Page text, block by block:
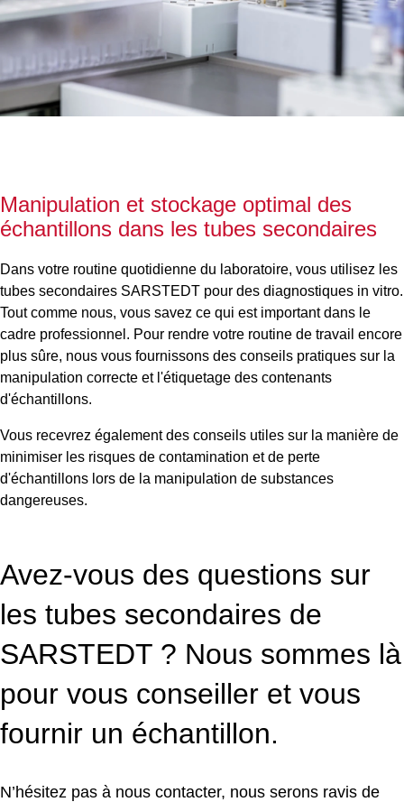
Manipulation et stockage optimal des
échantillons dans les tubes secondaires
Dans votre routine quotidienne du laboratoire, vous utilisez les
tubes secondaires SARSTEDT pour des diagnostiques in vitro.
Tout comme nous, vous savez ce qui est important dans le
cadre professionnel. Pour rendre votre routine de travail encore
plus sûre, nous vous fournissons des conseils pratiques sur la
manipulation correcte et l'étiquetage des contenants
d'échantillons.
Vous recevrez également des conseils utiles sur la manière de
minimiser les risques de contamination et de perte
d'échantillons lors de la manipulation de substances
dangereuses.
Avez-vous des questions sur
les tubes secondaires de
SARSTEDT ? Nous sommes là
pour vous conseiller et vous
fournir un échantillon.
N’hésitez pas à nous contacter, nous serons ravis de